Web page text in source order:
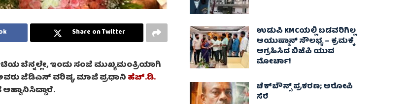
Share on Twitter
ಇಂದು ಸಂಜೆ ಮುಖ್ಯಮಂತ್ರಿಯಾಗಿ
ಜೆಡಿಎಸ್ ವರಿಷ್ಠ, ಮಾಜಿ ಪ್ರಧಾನಿಹೆಚ್.ಡಿ.
ಉಡುಪಿ KMCಯಲ್ಲಿ ಬಡವರಿಗಿಲ್ಲ
ಆಯುಷ್ಮಾನ್ ಸೌಲಭ್ಯ – ಕ್ರಮಕ್ಕೆ
ಆಗ್ರಹಿಸಿದ ಬಿಜೆಪಿ ಯುವ
ಮೋರ್ಚಾ!
ಚೆಕ್​ಬೌನ್ಸ್​ ಪ್ರಕರಣ; ಆರೋಪಿ
ಸೆರೆ